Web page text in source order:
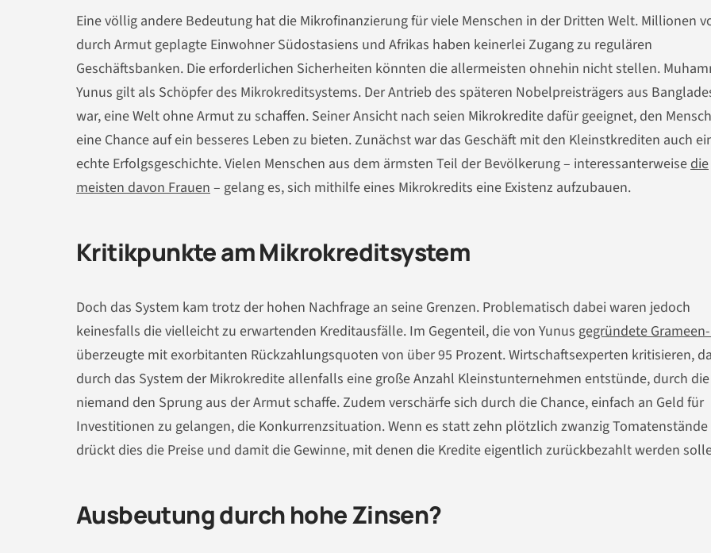
Eine völlig andere Bedeutung hat die Mikrofinanzierung für viele Menschen in der Dritten Welt. Millionen
durch Armut geplagte Einwohner Südostasiens und Afrikas haben keinerlei Zugang zu regulären
Geschäftsbanken. Die erforderlichen Sicherheiten könnten die allermeisten ohnehin nicht stellen.
Yunus gilt als Schöpfer des Mikrokreditsystems. Der Antrieb des späteren Nobelpreisträgers aus
war, eine Welt ohne Armut zu schaffen. Seiner Ansicht nach seien Mikrokredite dafür geeignet, den
eine Chance auf ein besseres Leben zu bieten. Zunächst war das Geschäft mit den Kleinstkrediten auch
echte Erfolgsgeschichte. Vielen Menschen aus dem ärmsten Teil der Bevölkerung – interessanterweise die
meisten davon Frauen – gelang es, sich mithilfe eines Mikrokredits eine Existenz aufzubauen.
Kritikpunkte am Mikrokreditsystem
Doch das System kam trotz der hohen Nachfrage an seine Grenzen. Problematisch dabei waren jedoch
keinesfalls die vielleicht zu erwartenden Kreditausfälle. Im Gegenteil, die von Yunus gegründete
überzeugte mit exorbitanten Rückzahlungsquoten von über 95 Prozent. Wirtschaftsexperten kritisieren,
durch das System der Mikrokredite allenfalls eine große Anzahl Kleinstunternehmen entstünde, durch
niemand den Sprung aus der Armut schaffe. Zudem verschärfe sich durch die Chance, einfach an Geld für
Investitionen zu gelangen, die Konkurrenzsituation. Wenn es statt zehn plötzlich zwanzig
drückt dies die Preise und damit die Gewinne, mit denen die Kredite eigentlich zurückbezahlt werden
Ausbeutung durch hohe Zinsen?